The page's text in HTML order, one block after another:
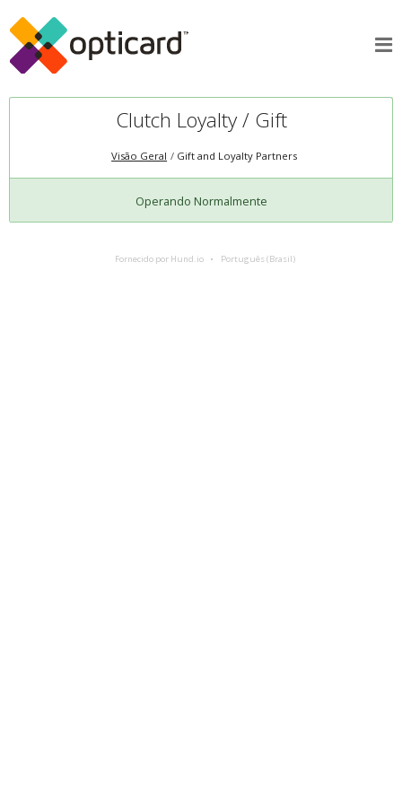
Clutch Loyalty / Gift
Visão Geral Gift and Loyalty Partners
Operando Normalmente
Fornecido por Hund.io Português (Brasil)